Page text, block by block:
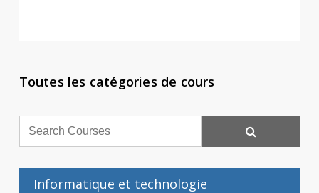
Toutes les catégories de cours
Informatique et technologie